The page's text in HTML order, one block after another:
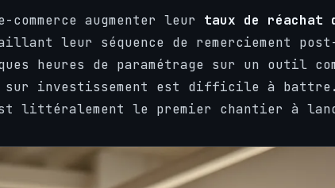
augmenter leur taux de réachat
leur séquence de remerciement
heures de paramétrage sur un outil
sur investissement est difficile à
littéralement le premier chantier à